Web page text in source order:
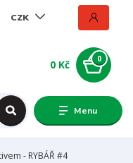
Menu
CZK
0
0 Kč
- RYBÁŘ #4